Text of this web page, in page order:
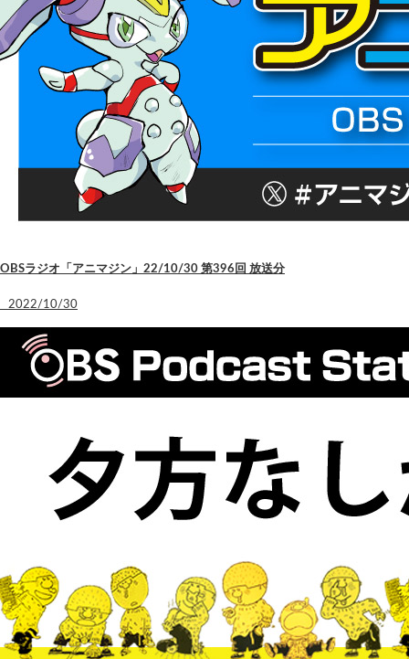
OBSラジオ「アニマジン」22/10/30 第396回 放送分
2022/10/30